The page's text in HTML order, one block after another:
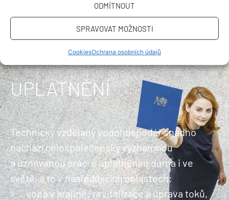
ODMÍTNOUT
SPRAVOVAT MOŽNOSTI
CookiesOchrana osobních údajů
UPLATNĚNÍ
Technicky vzdělaný vodohospodář snadno
nachází celospolečensky významnou
a uznávanou práci s uplatněním doma i ve
světě, a to v následujících oblastech:
voda v krajině: revitalizace a úprava toků,